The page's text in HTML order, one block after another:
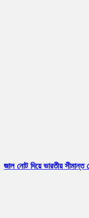
জাল নোট দিয়ে ভারতীয়